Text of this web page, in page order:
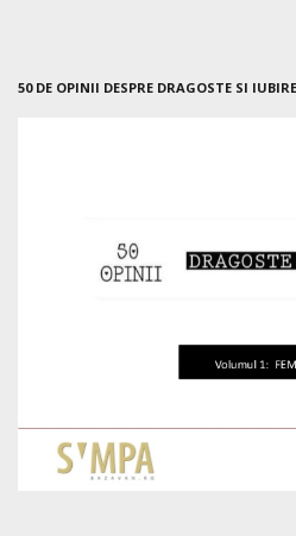
50 DE OPINII DESPRE DRAGOSTE SI